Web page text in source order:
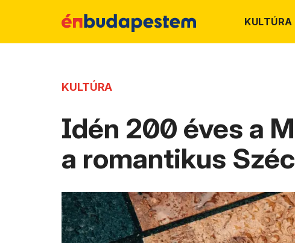
KULTÚRA
KULTÚRA
Idén 200 éves a
a romantikus